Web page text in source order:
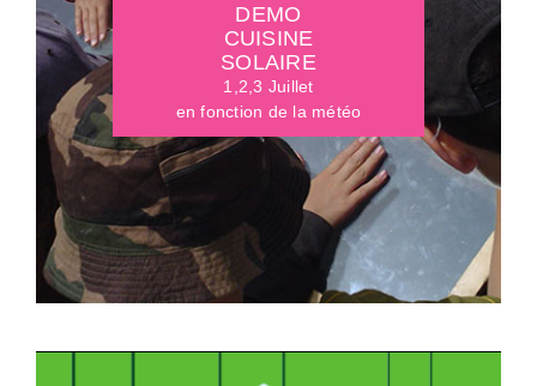
DEMO
CUISINE
SOLAIRE
1,2,3 Juillet
en fonction de la météo